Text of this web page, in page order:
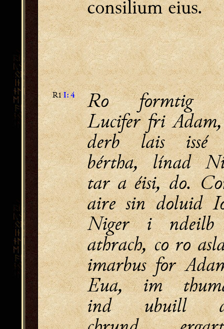
consilium eius.
R1I: 4
Ro formtig
Lucifer fri
derb lais issé
bértha, línad
tar a éisi, do.
aire sin doluid
Niger i
athrach, co ro
imarbus for
Eua, im
ind ubuill